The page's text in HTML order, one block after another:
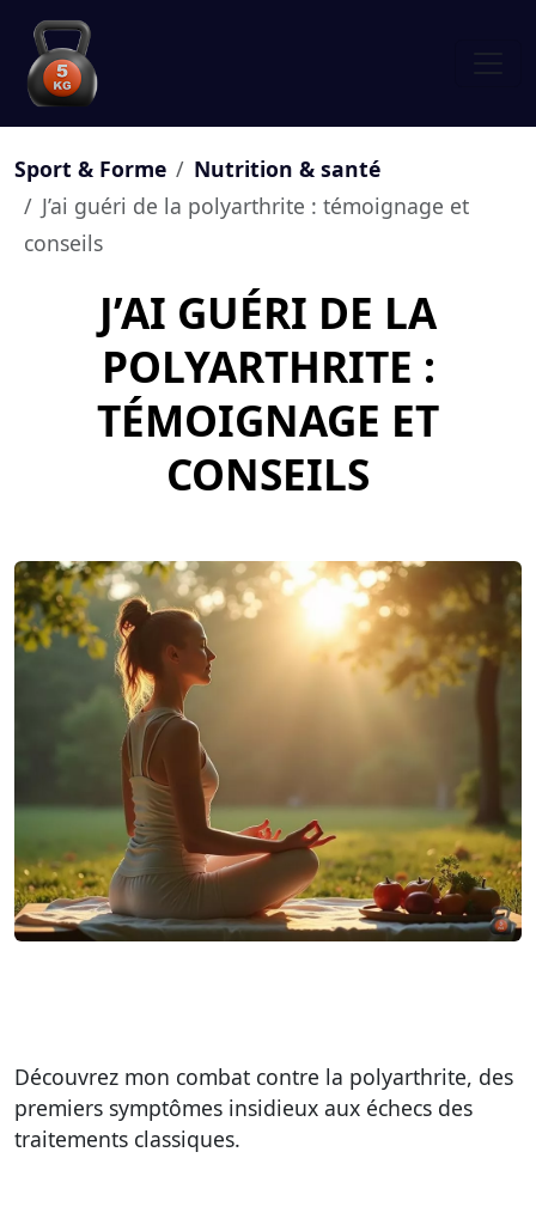
Sport & Forme
Nutrition & santé
J’ai guéri de la polyarthrite : témoignage et
conseils
J’AI GUÉRI DE LA
POLYARTHRITE :
TÉMOIGNAGE ET
CONSEILS
Découvrez mon combat contre la polyarthrite, des
premiers symptômes insidieux aux échecs des
traitements classiques.